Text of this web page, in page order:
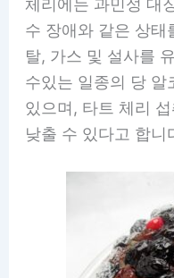
수 장애와 같은 상태
탈, 가스 및 설사를
수있는 일종의 당 알
있으며, 타트 체리
낮출 수 있다고 합니